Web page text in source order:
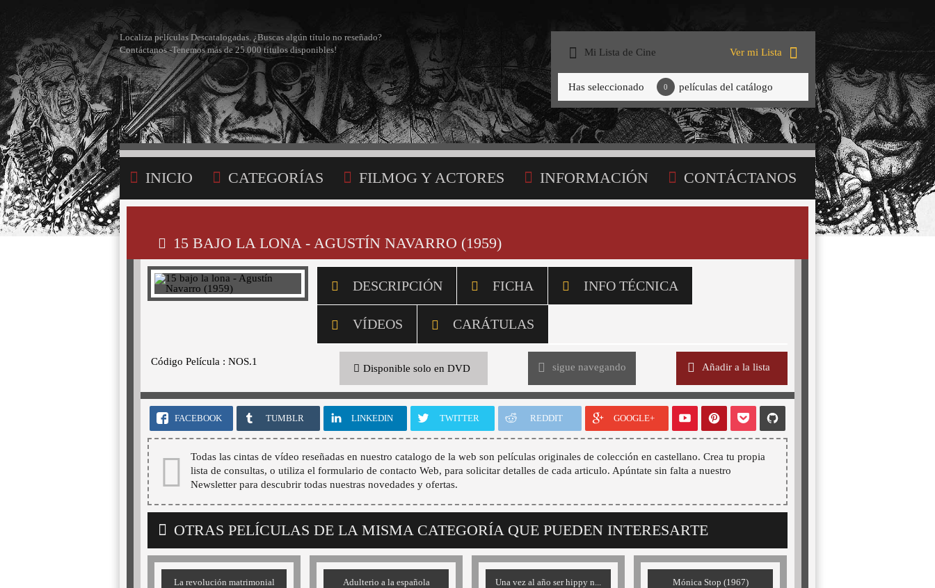
Localiza películas Descatalogadas. ¿Buscas algún título no reseñado?
Contáctanos -Tenemos más de 25.000 títulos disponibles!
Mi Lista de Cine Ver mi Lista
Has seleccionado 0 películas del catálogo
INICIO CATEGORÍAS FILMOG Y ACTORES INFORMACIÓN CONTÁCTANOS
15 BAJO LA LONA - AGUSTÍN NAVARRO (1959)
DESCRIPCIÓN FICHA INFO TÉCNICA
VÍDEOS CARÁTULAS
Código Película : NOS.1
Disponible solo en DVD sigue navegando Añadir a la lista
FACEBOOK TUMBLR LINKEDIN TWITTER REDDIT GOOGLE+
Todas las cintas de vídeo reseñadas en nuestro catalogo de la web son películas originales de colección en castellano. Crea tu propia
lista de consultas, o utiliza el formulario de contacto Web, para solicitar detalles de cada articulo. Apúntate sin falta a nuestro
Newsletter para descubrir todas nuestras novedades y ofertas.
OTRAS PELÍCULAS DE LA MISMA CATEGORÍA QUE PUEDEN INTERESARTE
La revolución matrimonial
Adulterio a la española
Una vez al año ser hippy n...
Mónica Stop (1967)